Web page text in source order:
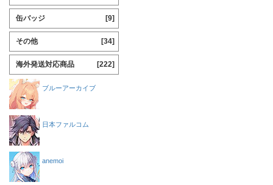
缶バッジ [9]
その他 [34]
海外発送対応商品 [222]
ブルーアーカイブ
日本ファルコム
anemoi